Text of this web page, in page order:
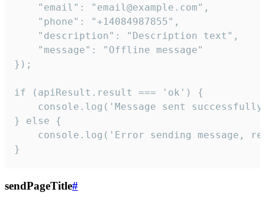
    "email": "email@example.com",
    "phone": "+14084987855",
    "description": "Description text",
    "message": "Offline message"
});
if (apiResult.result === 'ok') {
console.log('Message sent
} else {
console.log('Error sending message,
}
sendPageTitle#